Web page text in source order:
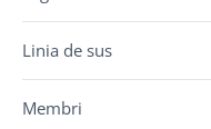
Linia de sus
Membri